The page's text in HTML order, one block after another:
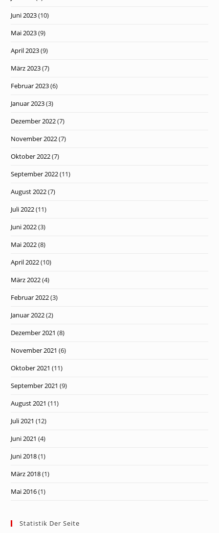
Juni 2023(10)
Mai 2023(9)
April 2023(9)
März 2023(7)
Februar 2023(6)
Januar 2023(3)
Dezember 2022(7)
November 2022(7)
Oktober 2022(7)
September 2022(11)
August 2022(7)
Juli 2022(11)
Juni 2022(3)
Mai 2022(8)
April 2022(10)
März 2022(4)
Februar 2022(3)
Januar 2022(2)
Dezember 2021 (8)
November 2021 (6)
Oktober 2021 (11)
September 2021 (9)
August 2021 (11)
Juli 2021 (12)
Juni 2021 (4)
Juni 2018(1)
März 2018(1)
Mai 2016(1)
Statistik Der Seite